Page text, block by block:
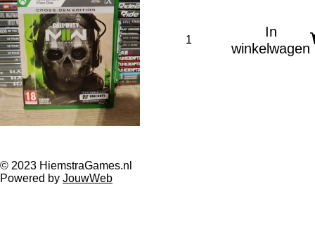
In
winkelwagen
© 2023 HiemstraGames.nl
Powered by JouwWeb